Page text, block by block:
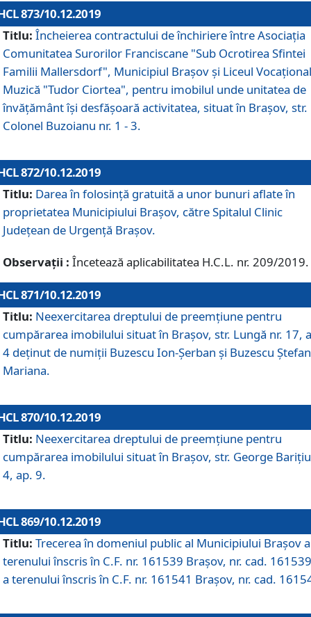
873/10.12.2019
Titlu: Încheierea contractului de închiriere între Asociația
Comunitatea Surorilor Franciscane "Sub Ocrotirea Sfintei
Familii Mallersdorf", Municipiul Braşov şi Liceul
Muzică "Tudor Ciortea", pentru imobilul unde unitatea de
învățământ îşi desfăşoară activitatea, situat în Braşov, str.
Colonel Buzoianu nr. 1 - 3.
872/10.12.2019
Titlu: Darea în folosinţă gratuită a unor bunuri aflate în
proprietatea Municipiului Braşov, către Spitalul Clinic
Judeţean de Urgenţă Braşov.
Observații : Încetează aplicabilitatea H.C.L. nr. 209/2019.
871/10.12.2019
Titlu: Neexercitarea dreptului de preemţiune pentru
cumpărarea imobilului situat în Braşov, str. Lungă nr. 17,
4 deţinut de numiţii Buzescu Ion-Şerban și Buzescu
Mariana.
870/10.12.2019
Titlu: Neexercitarea dreptului de preemţiune pentru
cumpărarea imobilului situat în Braşov, str. George
4, ap. 9.
869/10.12.2019
Titlu: Trecerea în domeniul public al Municipiului Braşov a
terenului înscris în C.F. nr. 161539 Brașov, nr. cad.
a terenului înscris în C.F. nr. 161541 Brașov, nr. cad.